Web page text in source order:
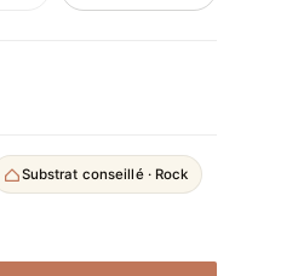
Substrat conseillé · Rock